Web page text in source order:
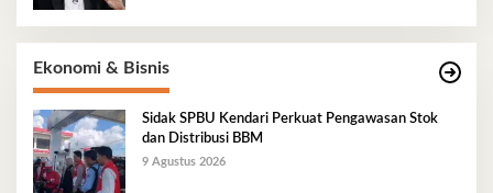
Ekonomi & Bisnis
Sidak SPBU Kendari Perkuat Pengawasan Stok
dan Distribusi BBM
9 Agustus 2026